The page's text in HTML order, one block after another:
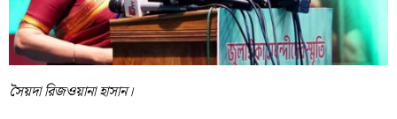
সৈয়দা রিজওয়ানা হাসান।